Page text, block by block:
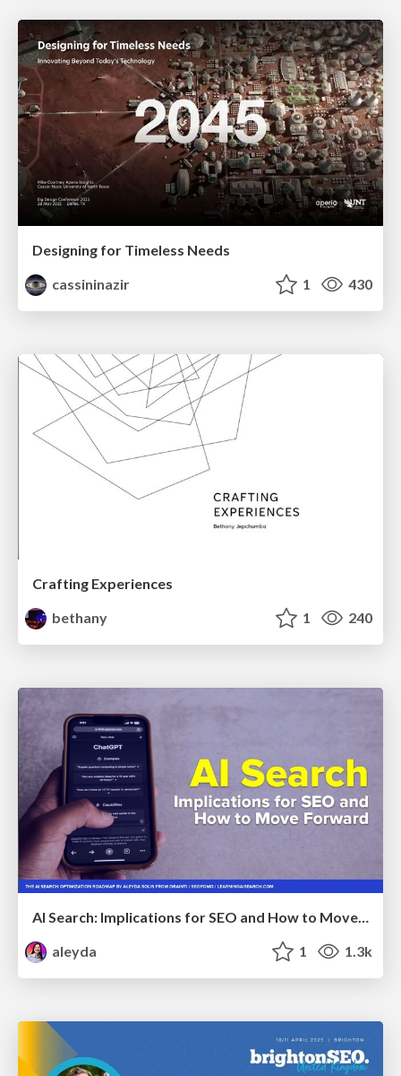
Designing for Timeless Needs
cassininazir
1 430
Crafting Experiences
bethany
1 240
AI Search: Implications for SEO and How to Move Forward - #ShenzhenSEOConference
aleyda
1 1.3k